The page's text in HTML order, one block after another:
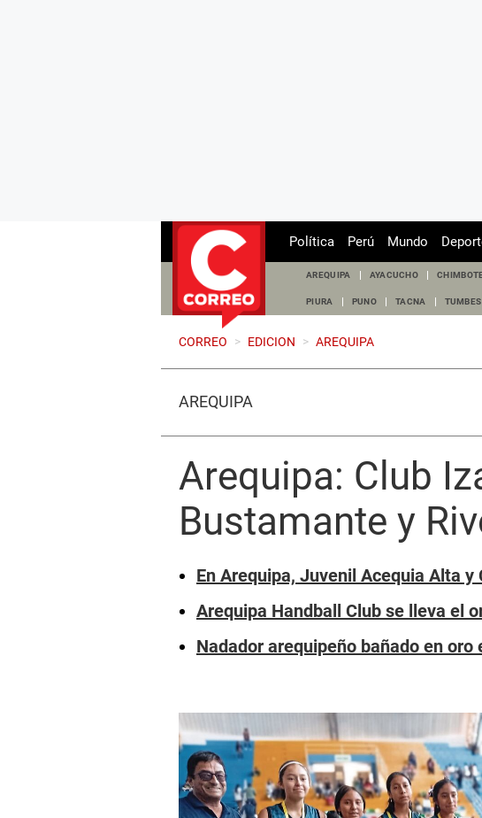
Política Perú Mundo
AREQUIPA AYACUCHO
PIURA PUNO TACNA TUMBES
CORREO > EDICION > AREQUIPA
AREQUIPA
Arequipa: Club
Bustamante y
En Arequipa, Juvenil Acequia Alta
Arequipa Handball Club se lleva el
Nadador arequipeño bañado en